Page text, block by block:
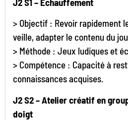
> Objectif : Revoir rapidement
veille, adapter le contenu du
> Méthode : Jeux ludiques et
> Compétence : Capacité à
connaissances acquises.
J2 S2 – Atelier créatif en
doigt